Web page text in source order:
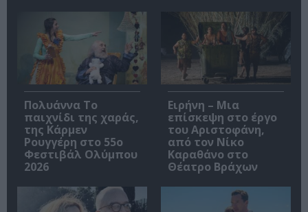
Πολυάννα Το
παιχνίδι της χαράς,
της Κάρμεν
Ρουγγέρη στο 55ο
Φεστιβάλ Ολύμπου
2026
Ειρήνη – Μια
επίσκεψη στο έργο
του Αριστοφάνη,
από τον Νίκο
Καραθάνο στο
Θέατρο Βράχων